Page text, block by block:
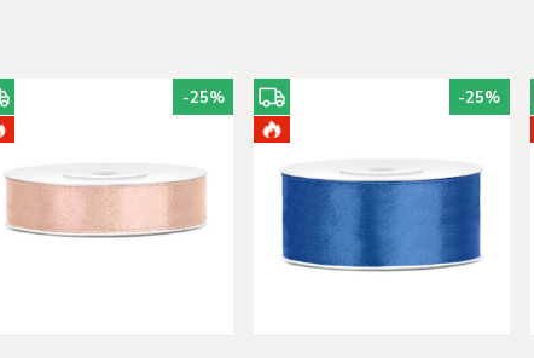
-25% -25%